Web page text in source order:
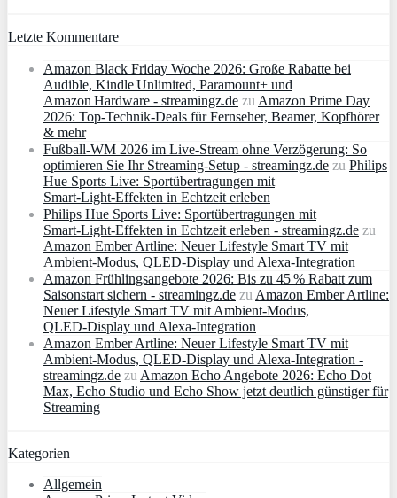
Letzte Kommentare
Amazon Black Friday Woche 2026: Große Rabatte bei
Audible, Kindle Unlimited, Paramount+ und
Amazon Hardware - streamingz.de zuAmazon Prime Day
2026: Top-Technik-Deals für Fernseher, Beamer, Kopfhörer
& mehr
Fußball-WM 2026 im Live-Stream ohne Verzögerung: So
optimieren Sie Ihr Streaming-Setup - streamingz.de zu Philips
Hue Sports Live: Sportübertragungen mit
Smart‑Light‑Effekten in Echtzeit erleben
Philips Hue Sports Live: Sportübertragungen mit
Smart‑Light‑Effekten in Echtzeit erleben - streamingz.de zu
Amazon Ember Artline: Neuer Lifestyle Smart TV mit
Ambient‑Modus, QLED‑Display und Alexa‑Integration
Amazon Frühlingsangebote 2026: Bis zu 45 % Rabatt zum
Saisonstart sichern - streamingz.de zuAmazon Ember Artline:
Neuer Lifestyle Smart TV mit Ambient‑Modus,
QLED‑Display und Alexa‑Integration
Amazon Ember Artline: Neuer Lifestyle Smart TV mit
Ambient‑Modus, QLED‑Display und Alexa‑Integration -
streamingz.de zuAmazon Echo Angebote 2026: Echo Dot
Max, Echo Studio und Echo Show jetzt deutlich günstiger für
Streaming
Kategorien
Allgemein